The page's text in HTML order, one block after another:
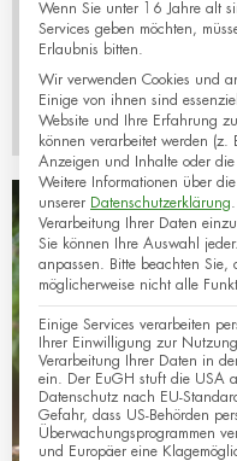
Luzerner
041 492 84 05
anmeldung-
Wenn Sie unter 16 Jahre alt
Services geben möchten,
Erlaubnis bitten.
Wir verwenden Cookies und
Einige von ihnen sind
Website und Ihre Erfahrung zu
können verarbeitet werden (z.
Anzeigen und Inhalte oder
Weitere Informationen über
unserer Datenschutzerklärung
Verarbeitung Ihrer Daten
Sie können Ihre Auswahl
anpassen.
Bitte beachten
möglicherweise nicht alle
Einige Services verarbeiten
Ihrer Einwilligung zur
Verarbeitung Ihrer Daten in
ein. Der EuGH stuft die USA
Datenschutz nach EU-
Gefahr, dass US-Behörden
Überwachungsprogrammen
und Europäer eine